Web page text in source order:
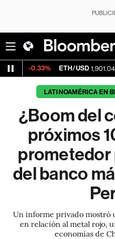
ETH/USD 1,901.043 -0.77%
LATINOAMÉRICA EN
¿Boom del
próximos
del banco
Un informe privado mostró
en relación al metal rojo,
economías de